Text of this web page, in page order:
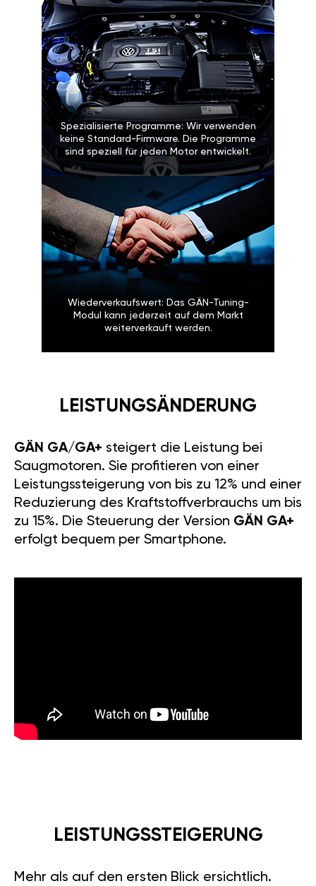
Spezialisierte Programme: Wir verwenden
keine Standard-Firmware. Die Programme
sind speziell für jeden Motor entwickelt.
Wiederverkaufswert: Das GÄN-Tuning-
Modul kann jederzeit auf dem Markt
weiterverkauft werden.
LEISTUNGSÄNDERUNG
GÄN GA/GA+ steigert die Leistung bei
Saugmotoren. Sie profitieren von einer
Leistungssteigerung von bis zu 12% und einer
Reduzierung des Kraftstoffverbrauchs um bis
zu 15%. Die Steuerung der Version GÄN GA+
erfolgt bequem per Smartphone.
LEISTUNGSSTEIGERUNG
Mehr als auf den ersten Blick ersichtlich.